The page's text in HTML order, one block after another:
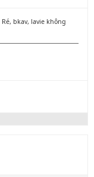
bkav, lavie không